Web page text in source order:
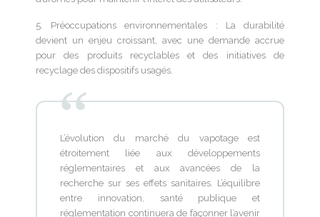
5. Préoccupations environnementales : La durabilité
devient un enjeu croissant, avec une demande accrue
pour des produits recyclables et des initiatives de
recyclage des dispositifs usagés.
L’évolution du marché du vapotage est
étroitement liée aux développements
réglementaires et aux avancées de la
recherche sur ses effets sanitaires. L’équilibre
entre innovation, santé publique et
réglementation continuera de façonner l’avenir